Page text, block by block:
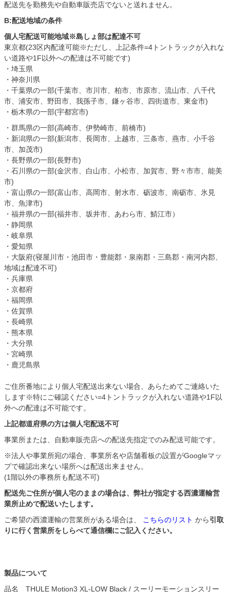
配送先を勤務先や自動車販売店でないと送れません。
B:配送地域の条件
個人宅配送可能地域※島しょ部は配達不可
東京都(23区内配達可能※ただし、上記条件=4トントラックが入れな
い道路や1F以外への配達は不可能です)
・埼玉県
・神奈川県
・千葉県の一部(千葉市、市川市、柏市、市原市、流山市、八千代
市、浦安市、野田市、我孫子市、鎌ヶ谷市、四街道市、東金市)
・栃木県の一部(宇都宮市)
・群馬県の一部(高崎市、伊勢崎市、前橋市)
・新潟県の一部(新潟市、長岡市、上越市、三条市、燕市、小千谷
市、加茂市)
・長野県の一部(長野市)
・石川県の一部(金沢市、白山市、小松市、加賀市、野々市市、能美
市)
・富山県の一部(富山市、高岡市、射水市、砺波市、南砺市、氷見
市、魚津市)
・福井県の一部(福井市、坂井市、あわら市、鯖江市）
・静岡県
・岐阜県
・愛知県
・大阪府(寝屋川市・池田市・豊能郡・泉南郡・三島郡・南河内郡、
地域は配達不可)
・兵庫県
・京都府
・福岡県
・佐賀県
・長崎県
・熊本県
・大分県
・宮崎県
・鹿児島県
ご住所番地により個人宅配送出来ない場合、あらためてご連絡いた
します※特にご確認ください=4トントラックが入れない道路や1F以
外への配達は不可能です。
上記都道府県の方は個人宅配送不可
事業所または、自動車販売店への配送先指定でのみ配送可能です。
※法人や事業所宛の場合、事業所名や店舗看板の設置がGoogleマッ
プで確認出来ない場所へは配送出来ません。
(1階以外の事務所も配送不可)
配送先ご住所が個人宅のままの場合は、弊社が指定する西濃運輸営
業所止めで配送いたします。
ご希望の西濃運輸の営業所がある場合は、
こちらのリスト から引取
りに行く営業所をしらべて通信欄にご記入ください。
製品について
品名 THULE Motion3 XL-LOW Black / スーリーモーションスリー